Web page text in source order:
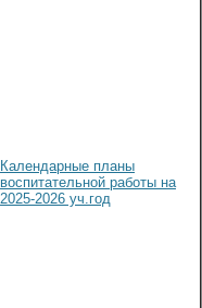
Календарные планы
воспитательной работы на
2025-2026 уч.год